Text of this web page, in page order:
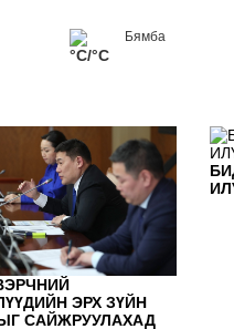
Бямба
°C/°C
ЭРХ ЗҮЙН
САЙЖРУУЛАХАД